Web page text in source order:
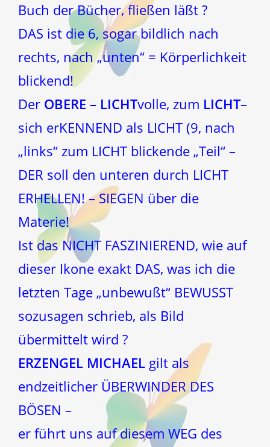
Buch der Bücher, fließen läßt ?
DAS ist die 6, sogar bildlich nach
rechts, nach „unten“ = Körperlichkeit
blickend!
Der OBERE – LICHTvolle, zum LICHT–
sich erKENNEND als LICHT (9, nach
„links“ zum LICHT blickende „Teil“ –
DER soll den unteren durch LICHT
ERHELLEN! – SIEGEN über die
Materie!
Ist das NICHT FASZINIEREND, wie auf
dieser Ikone exakt DAS, was ich die
letzten Tage „unbewußt“ BEWUSST
sozusagen schrieb, als Bild
übermittelt wird ?
ERZENGEL MICHAEL gilt als
endzeitlicher ÜBERWINDER DES
BÖSEN –
er führt uns auf diesem WEG des